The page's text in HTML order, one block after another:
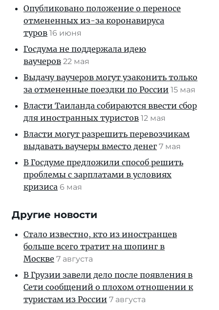
Опубликовано положение о переносе
отмененных из-за коронавируса
туров 16 июня
Госдума не поддержала идею
ваучеров 22 мая
Выдачу ваучеров могут узаконить только
за отмененные поездки по России 15 мая
Власти Таиланда собираются ввести сбор
для иностранных туристов 12 мая
Власти могут разрешить перевозчикам
выдавать ваучеры вместо денег 7 мая
В Госдуме предложили способ решить
проблемы с зарплатами в условиях
кризиса 6 мая
Другие новости
Стало известно, кто из иностранцев
больше всего тратит на шопинг в
Москве 7 августа
В Грузии завели дело после появления в
Сети сообщений о плохом отношении к
туристам из России 7 августа